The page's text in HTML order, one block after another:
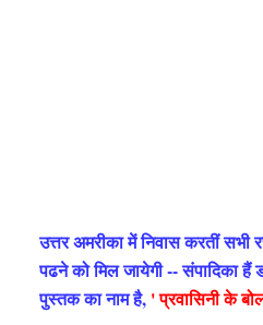
उत्तर अमरीका में निवास करतीं
पढने को मिल जायेगी -- संपादिका हैं
पुस्तक का नाम है, ' प्रवासिनी के